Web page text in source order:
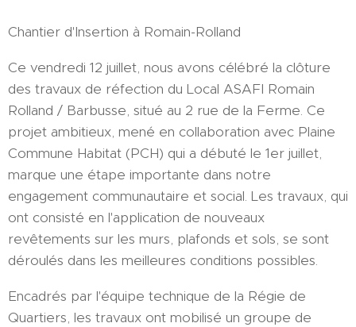
Chantier d'Insertion à Romain-Rolland
Ce vendredi 12 juillet, nous avons célébré la clôture
des travaux de réfection du Local ASAFI Romain
Rolland / Barbusse, situé au 2 rue de la Ferme. Ce
projet ambitieux, mené en collaboration avec Plaine
Commune Habitat (PCH) qui a débuté le 1er juillet,
marque une étape importante dans notre
engagement communautaire et social. Les travaux, qui
ont consisté en l'application de nouveaux
revêtements sur les murs, plafonds et sols, se sont
déroulés dans les meilleures conditions possibles.
Encadrés par l'équipe technique de la Régie de
Quartiers, les travaux ont mobilisé un groupe de